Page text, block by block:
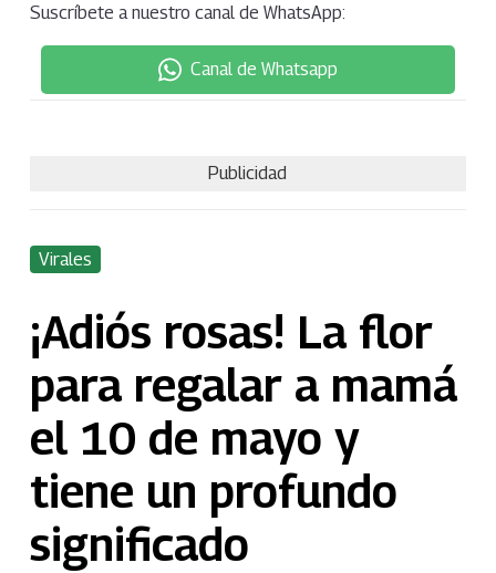
Suscríbete a nuestro canal de WhatsApp:
Canal de Whatsapp
Publicidad
Virales
¡Adiós rosas! La flor
para regalar a mamá
el 10 de mayo y
tiene un profundo
significado